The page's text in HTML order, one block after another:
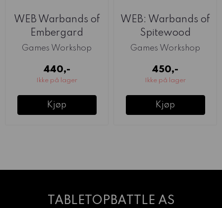
WEB Warbands of
Embergard
Games Workshop
440,-
Ikke på lager
Kjøp
WEB: Warbands of
Spitewood
Games Workshop
450,-
Ikke på lager
Kjøp
TABLETOPBATTLE AS